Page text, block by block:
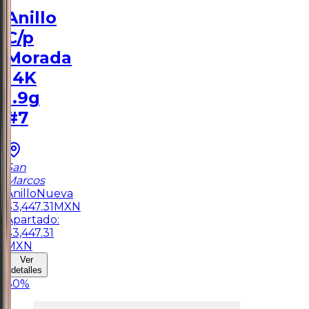
Anillo
C/p
Morada
14K
1.9g
#7
San
Marcos
Anillo Nueva
$3,447.31 MXN
Apartado:
$3,447.31
MXN
Ver
detalles
30%